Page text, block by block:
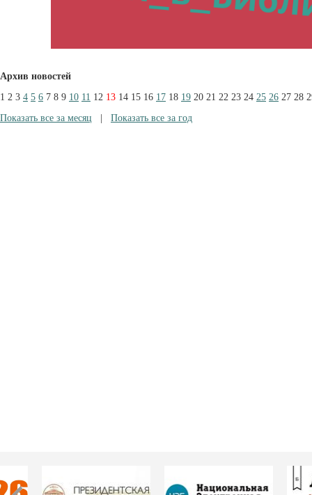
Архив новостей
1 2 3 4 5 6 7 8 9 10 11 12 13 14 15 16 17 18 19 20 21 22 23 24 25 26 27 28
Показать все за месяц
Показать все за год